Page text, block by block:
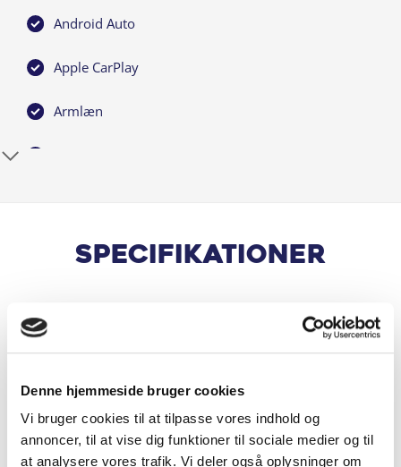
Denne hjemmeside bruger cookies
Vi bruger cookies til at tilpasse vores indhold og
annoncer, til at vise dig funktioner til sociale medier og til
at analysere vores trafik. Vi deler også oplysninger om
Android Auto
Apple CarPlay
Armlæn
Automatisk nødbremsesystem
Bluetooth
DAB radio
Specifikationer
Generelt
Motor & Ydelse